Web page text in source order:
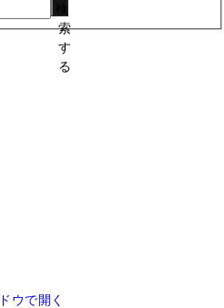
索
す
る
ウで開く